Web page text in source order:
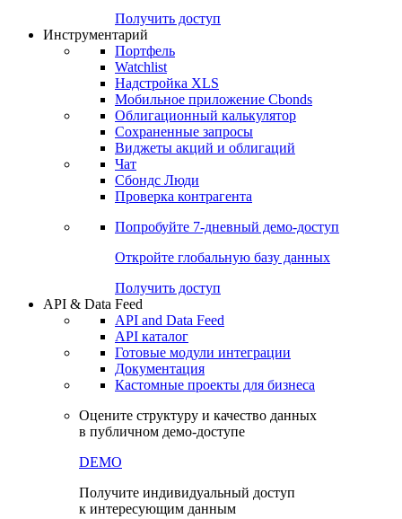
Получить доступ
Инструментарий
Портфель
Watchlist
Надстройка XLS
Мобильное приложение Cbonds
Облигационный калькулятор
Сохраненные запросы
Виджеты акций и облигаций
Чат
Сбондс Люди
Проверка контрагента
Попробуйте 7-дневный демо-доступ
Откройте глобальную базу данных
Получить доступ
API & Data Feed
API and Data Feed
API каталог
Готовые модули интеграции
Документация
Кастомные проекты для бизнеса
Оцените структуру и качество данных
в публичном демо-доступе
DEMO
Получите индивидуальный доступ
к интересующим данным